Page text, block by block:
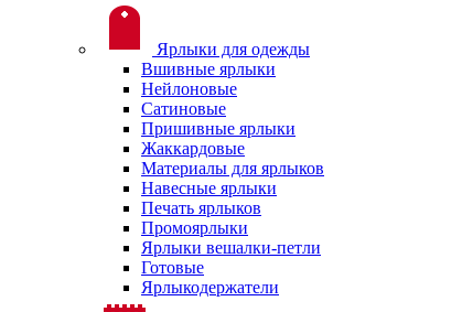
Ярлыки для одежды
Вшивные ярлыки
Нейлоновые
Сатиновые
Пришивные ярлыки
Жаккардовые
Материалы для ярлыков
Навесные ярлыки
Печать ярлыков
Промоярлыки
Ярлыки вешалки-петли
Готовые
Ярлыкодержатели